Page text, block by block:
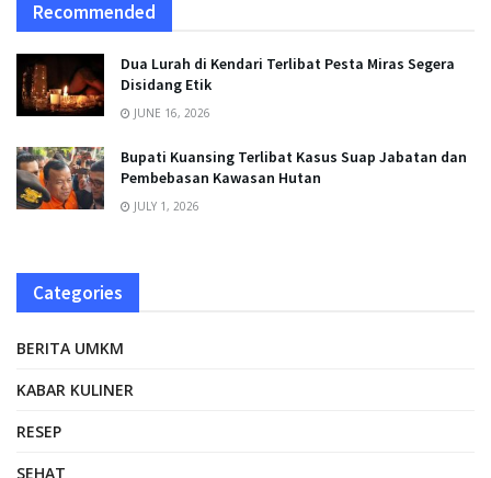
Recommended
Dua Lurah di Kendari Terlibat Pesta Miras Segera
Disidang Etik
JUNE 16, 2026
Bupati Kuansing Terlibat Kasus Suap Jabatan dan
Pembebasan Kawasan Hutan
JULY 1, 2026
Categories
BERITA UMKM
KABAR KULINER
RESEP
SEHAT